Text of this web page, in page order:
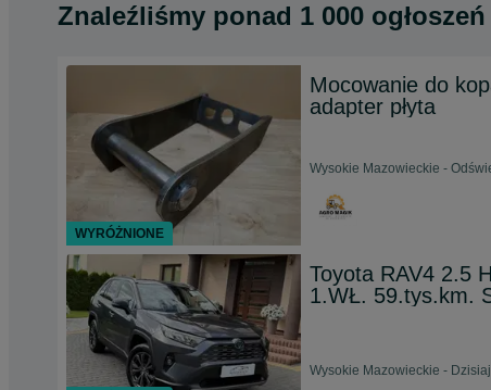
Znaleźliśmy ponad 1 000 ogłoszeń
Mocowanie do
adapter płyta
Wysokie Mazowieckie -
Toyota RAV4 2.5
1.WŁ. 59.tys.km.
Wysokie Mazowieckie -
WYRÓŻNIONE